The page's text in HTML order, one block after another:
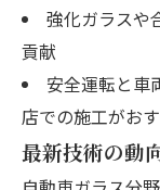
強化ガラスや
貢献
安全運転と車
店での施工がお
最新技術の動